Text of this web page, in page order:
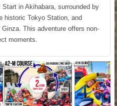
in Akihabara, surrounded by
historic Tokyo Station, and
This adventure offers non-
moments.